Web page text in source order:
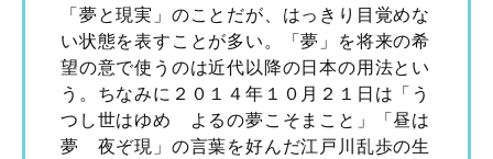
「夢と現実」のことだが、はっきり目覚めな
い状態を表すことが多い。「夢」を将来の希
望の意で使うのは近代以降の日本の用法とい
う。ちなみに２０１４年１０月２１日は「う
つし世はゆめ よるの夢こそまこと」「昼は
夢 夜ぞ現」の言葉を好んだ江戸川乱歩の生